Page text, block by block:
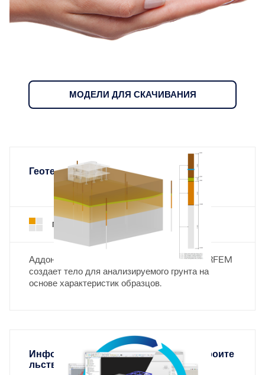
ветра и сейсмических данных.
Устаревшие продукты
МОДЕЛИ ДЛЯ СКАЧИВАНИЯ
Геотехнический расчёт
Геотехнический анализ для RFEM 6 Аддон
Аддон Геотехнический расчёт в программе RFEM
создает тело для анализируемого грунта на
основе характеристик образцов.
Информационное моделирование строите
льства (BIM)